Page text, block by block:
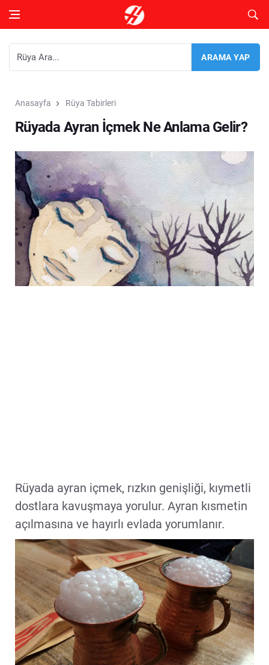
Anasayfa Rüya Tabirleri
Rüyada Ayran İçmek Ne Anlama Gelir?
Rüyada ayran içmek, rızkın genişliği, kıymetli
dostlara kavuşmaya yorulur. Ayran kısmetin
açılmasına ve hayırlı evlada yorumlanır.